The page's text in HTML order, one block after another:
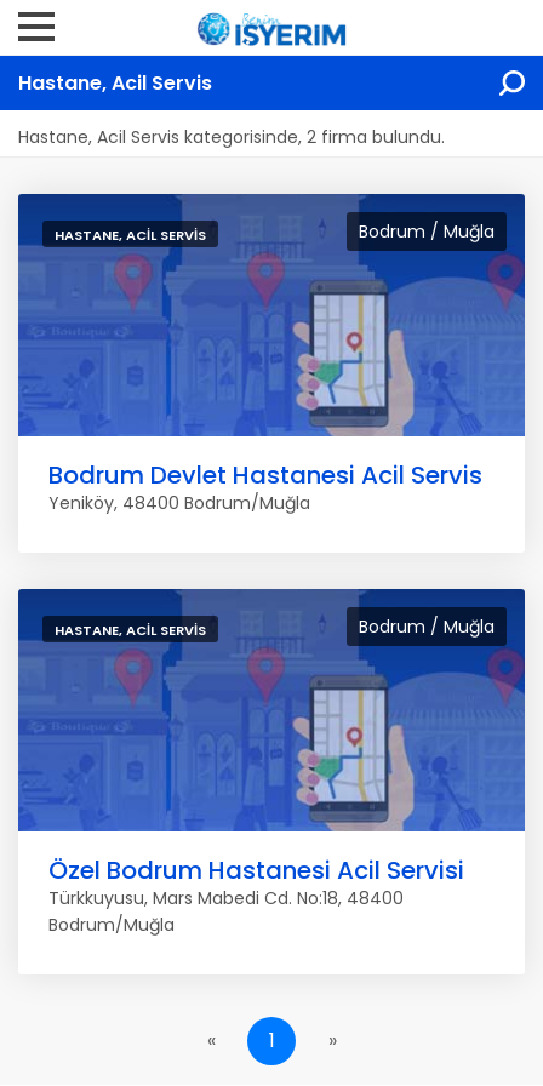
Hastane, Acil Servis
Hastane, Acil Servis kategorisinde, 2 firma bulundu.
Bodrum / Muğla
HASTANE, ACIL SERVIS
Bodrum Devlet Hastanesi Acil Servis
Yeniköy, 48400 Bodrum/Muğla
Bodrum / Muğla
HASTANE, ACIL SERVIS
Özel Bodrum Hastanesi Acil Servisi
Türkkuyusu, Mars Mabedi Cd. No:18, 48400
Bodrum/Muğla
« 1 »